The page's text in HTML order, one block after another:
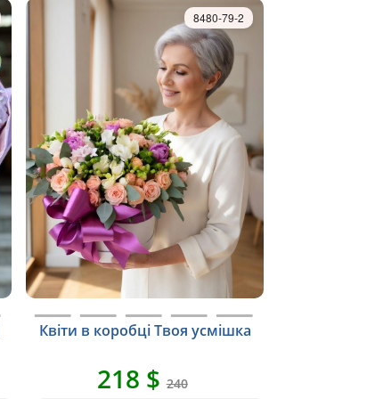
Квіти в коробці Твоя усмішка
8480-79-2
218 $240